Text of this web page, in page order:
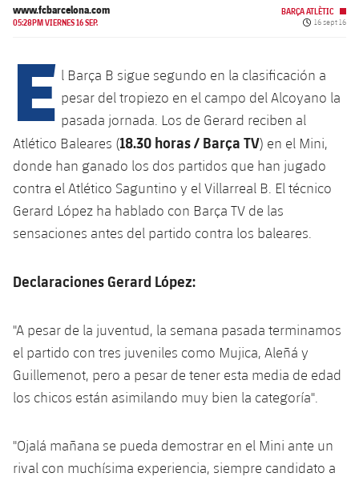
plusicon
más
Instalaciones
Spotify Camp Nou
Palau Blaugrana
Estadi Johan Cruyff
Ciutat Esportiva
La Masia
plusicon
más
Servicios
Accesibilidad
plusicon
más
Instalaciones
www.fcbarcelona.com
05:28PM VIERNES 16 SEP.
BARÇA ATLÈTIC
Fecha de
16 sept 16
E l Barça B sigue segundo en la clasificación a
pesar del tropiezo en el campo del Alcoyano la
pasada jornada. Los de Gerard reciben al
Atlético Baleares (18.30 horas / Barça TV) en el Mini,
donde han ganado los dos partidos que han jugado
contra el Atlético Saguntino y el Villarreal B. El técnico
Gerard López ha hablado con Barça TV de las
sensaciones antes del partido contra los baleares.
Declaraciones Gerard López:
"A pesar de la juventud, la semana pasada terminamos
el partido con tres juveniles como Mujica, Aleñá y
Guillemenot, pero a pesar de tener esta media de edad
los chicos están asimilando muy bien la categoría".
"Ojalá mañana se pueda demostrar en el Mini ante un
rival con muchísima experiencia, siempre candidato a